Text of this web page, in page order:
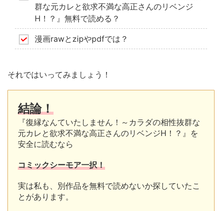
群な元カレと欲求不満な高正さんのリベンジ
H！？』無料で読める？
漫画rawとzipやpdfでは？
それではいってみましょう！
結論！
『復縁なんていたしません！～カラダの相性抜群な
元カレと欲求不満な高正さんのリベンジH！？』を
安全に読むなら
コミックシーモア一択！
実は私も、別作品を無料で読めないか探していたこ
とがあります。